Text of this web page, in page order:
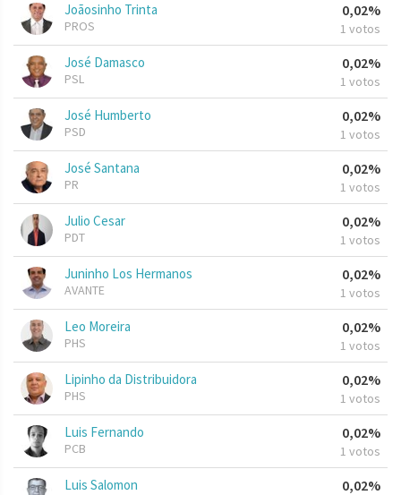
Joãosinho Trinta
PROS
0,02%
1 votos
José Damasco
PSL
0,02%
1 votos
José Humberto
PSD
0,02%
1 votos
José Santana
PR
0,02%
1 votos
Julio Cesar
PDT
0,02%
1 votos
Juninho Los Hermanos
AVANTE
0,02%
1 votos
Leo Moreira
PHS
0,02%
1 votos
Lipinho da Distribuidora
PHS
0,02%
1 votos
Luis Fernando
PCB
0,02%
1 votos
Luis Salomon 0,02%